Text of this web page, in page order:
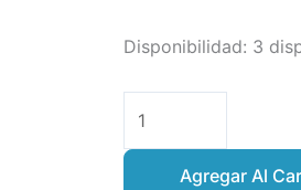
Disponibilidad: 3
Vet
Gato
cantidad
Agregar Al